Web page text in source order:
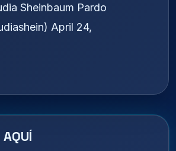
Sheinbaum Pardo
April 24,